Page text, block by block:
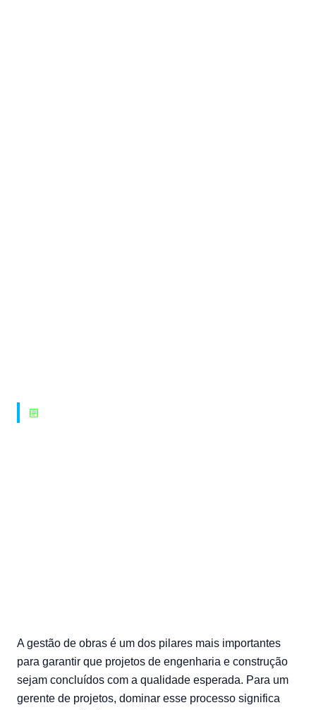
article
A gestão de obras é um dos pilares mais importantes
para garantir que projetos de engenharia e construção
sejam concluídos com a qualidade esperada. Para um
gerente de projetos, dominar esse processo significa